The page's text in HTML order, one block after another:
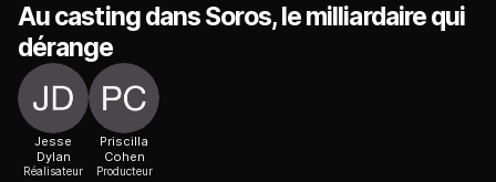
Au casting dans Soros, le milliardaire qui
dérange
Jesse
Dylan
Réalisateur
Priscilla
Cohen
Producteur